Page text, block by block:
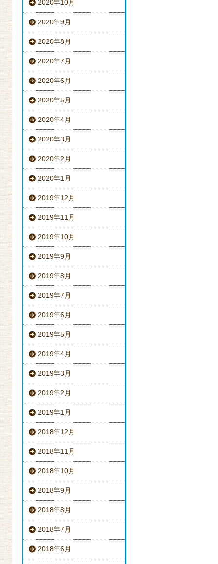
2020年10月
2020年9月
2020年8月
2020年7月
2020年6月
2020年5月
2020年4月
2020年3月
2020年2月
2020年1月
2019年12月
2019年11月
2019年10月
2019年9月
2019年8月
2019年7月
2019年6月
2019年5月
2019年4月
2019年3月
2019年2月
2019年1月
2018年12月
2018年11月
2018年10月
2018年9月
2018年8月
2018年7月
2018年6月